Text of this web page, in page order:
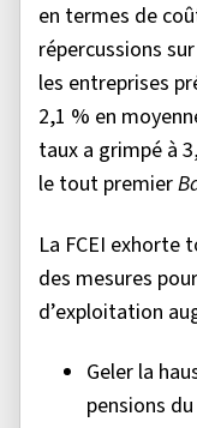
en termes de
répercussions
les entreprises
2,1 % en
taux a grimpé à
le tout premier
La FCEI exhorte
des mesures
d’exploitation
Geler la
pensions